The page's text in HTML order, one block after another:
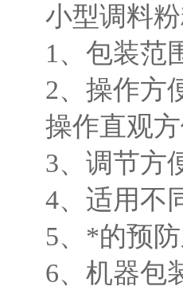
小型调料
1、包装范
2、操作方
操作直观
3、调节方
4、适用不
5、*的预
6、机器包